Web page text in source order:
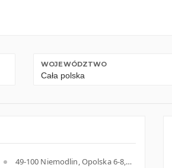
WOJEWÓDZTWO
49-100 Niemodlin, Opolska 6-8, woj. Opolskie, pow. Opolski, gm. Niemodlin